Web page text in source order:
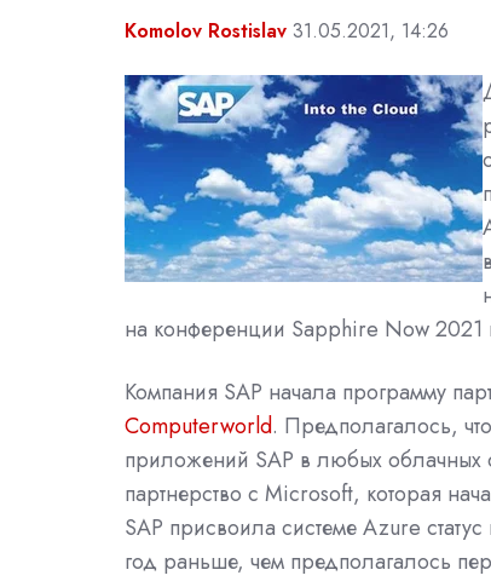
Komolov Rostislav 31.05.2021, 14:26
на конференции Sapphire Now 2021
Компания SAP начала программу
Computerworld. Предполагалось,
приложений SAP в любых облачных
партнерство с Microsoft, которая
SAP присвоила системе Azure
год раньше, чем предполагалось